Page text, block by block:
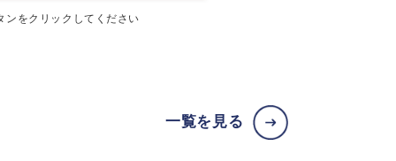
ン をクリックしてください
一覧を見る